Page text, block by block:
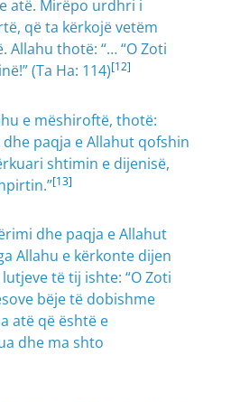
atë. Mirëpo urdhri i
që ta kërkojë vetëm
Allahu thotë: “… “O Zoti
(Ta Ha: 114)[12]
e mëshiroftë, thotë:
paqja e Allahut qofshin
shtimin e dijenisë,
[13]
dhe paqja e Allahut
Allahu e kërkonte dijen
të tij ishte: “O Zoti
bëje të dobishme
atë që është e
dhe ma shto